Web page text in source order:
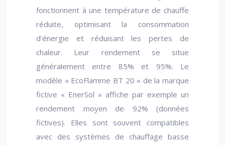
fonctionnent à une température de chauffe
réduite, optimisant la consommation
d’énergie et réduisant les pertes de
chaleur. Leur rendement se situe
généralement entre 85% et 95%. Le
modèle « EcoFlamme BT 20 » de la marque
fictive « EnerSol » affiche par exemple un
rendement moyen de 92% (données
fictives). Elles sont souvent compatibles
avec des systèmes de chauffage basse